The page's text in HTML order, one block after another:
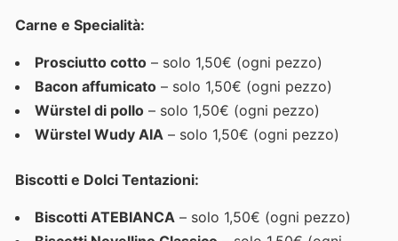
Carne e Specialità:
Prosciutto cotto – solo 1,50€ (ogni pezzo)
Bacon affumicato – solo 1,50€ (ogni pezzo)
Würstel di pollo – solo 1,50€ (ogni pezzo)
Würstel Wudy AIA – solo 1,50€ (ogni pezzo)
Biscotti e Dolci Tentazioni:
Biscotti ATEBIANCA – solo 1,50€ (ogni pezzo)